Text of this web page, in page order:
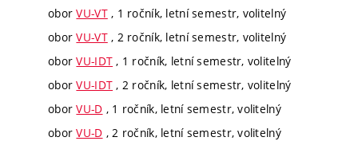
oborVU-VT, 1 ročník, letní semestr, volitelný
oborVU-VT, 2 ročník, letní semestr, volitelný
oborVU-IDT , 1 ročník, letní semestr, volitelný
oborVU-IDT , 2 ročník, letní semestr, volitelný
oborVU-D , 1 ročník, letní semestr, volitelný
oborVU-D , 2 ročník, letní semestr, volitelný